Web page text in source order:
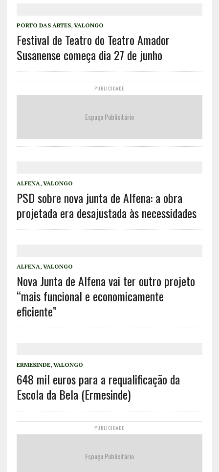
PORTO DAS ARTES, VALONGO
Festival de Teatro do Teatro Amador
Susanense começa dia 27 de junho
PUBLICIDADE
Espaço Publicitário
ALFENA, VALONGO
PSD sobre nova junta de Alfena: a obra
projetada era desajustada às necessidades
ALFENA, VALONGO
Nova Junta de Alfena vai ter outro projeto
“mais funcional e economicamente
eficiente”
ERMESINDE, VALONGO
648 mil euros para a requalificação da
Escola da Bela (Ermesinde)
PUBLICIDADE
Espaço Publicitário